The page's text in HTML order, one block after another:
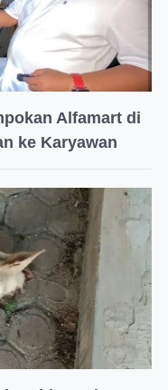
Alfamart di
ke Karyawan